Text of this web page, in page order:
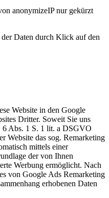
anonymizeIP nur gekürzt
Daten durch Klick auf den
Website in den Google
Dritter. Soweit Sie uns
Abs. 1 S. 1 lit. a DSGVO
Website das sog. Remarketing
mittels einer
der von Ihnen
Werbung ermöglicht. Nach
von Google Ads Remarketing
erhobenen Daten